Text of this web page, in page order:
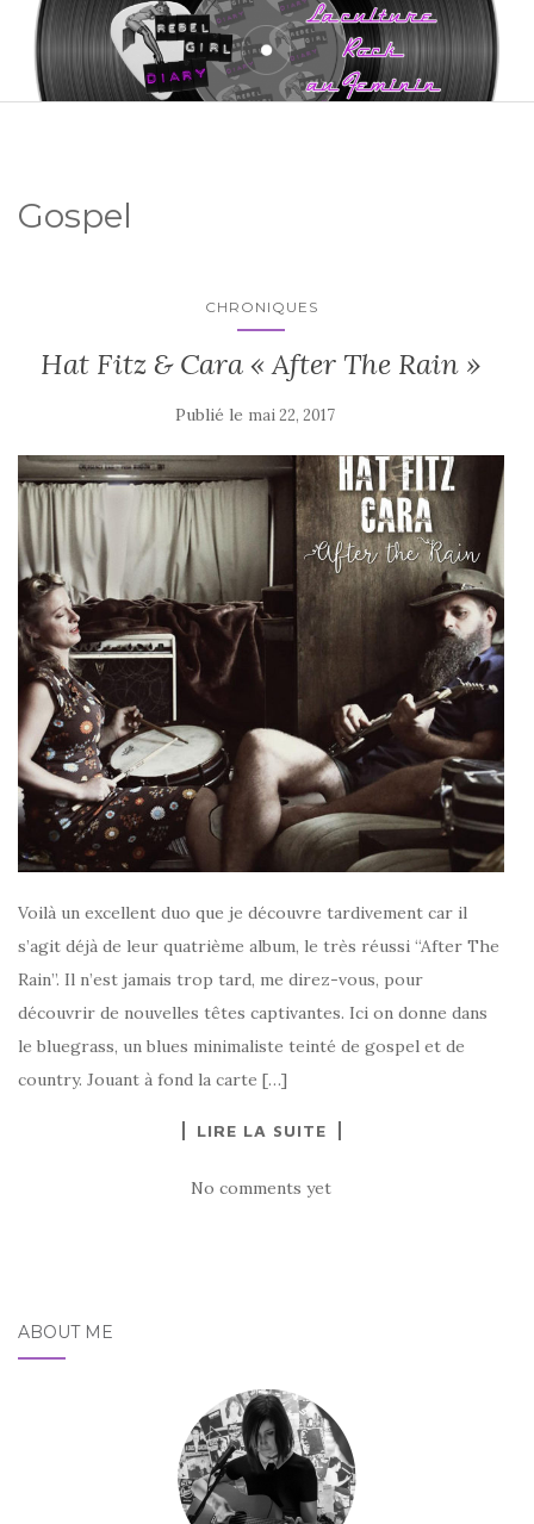
Gospel
CHRONIQUES
Hat Fitz & Cara « After The Rain »
Publié le mai 22, 2017
Voilà un excellent duo que je découvre tardivement car il
s’agit déjà de leur quatrième album, le très réussi “After The
Rain”. Il n’est jamais trop tard, me direz-vous, pour
découvrir de nouvelles têtes captivantes. Ici on donne dans
le bluegrass, un blues minimaliste teinté de gospel et de
country. Jouant à fond la carte […]
LIRE LA SUITE
No comments yet
ABOUT ME